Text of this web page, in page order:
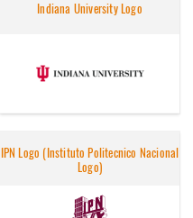
Indiana University Logo
IPN Logo (Instituto Politecnico Nacional
Logo)